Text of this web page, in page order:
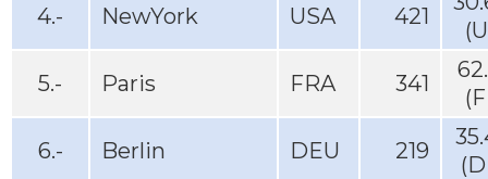
4.- NewYork USA 421
5.- Paris FRA 341
6.- Berlin DEU 219